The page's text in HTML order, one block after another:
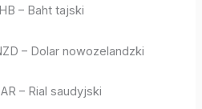
tajski
nowozelandzki
saudyjski